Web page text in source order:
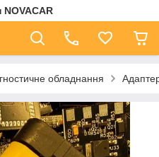
NOVACAR
обладнання